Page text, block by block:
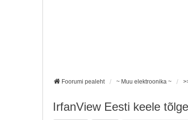
Foorumi pealeht ~ Muu elektroonika ~
IrfanView Eesti keele tõlge